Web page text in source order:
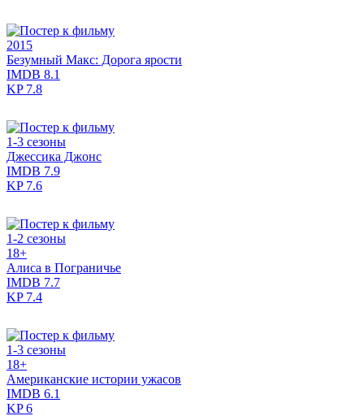
2015
Безумный Макс: Дорога ярости
IMDB 8.1
KP7.8
1-3 сезоны
Джессика Джонс
IMDB 7.9
KP7.6
1-2 сезоны
18+
Алиса в Пограничье
IMDB 7.7
KP7.4
1-3 сезоны
18+
Американские истории ужасов
IMDB 6.1
KP6